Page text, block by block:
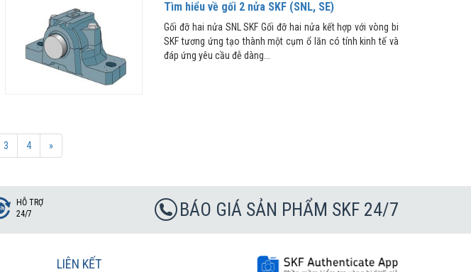
Tìm hiểu về gối 2 nửa SKF (SNL, SE)
Gối đỡ hai nửa SNL SKF Gối đỡ hai nửa kết hợp với vòng bi
SKF tương ứng tạo thành một cụm ổ lăn có tính kinh tế và
đáp ứng yêu cầu đễ dàng...
3 4 »
HỖ TRỢ
24/7
BÁO GIÁ SẢN PHẨM SKF 24/7
LIÊN KẾT